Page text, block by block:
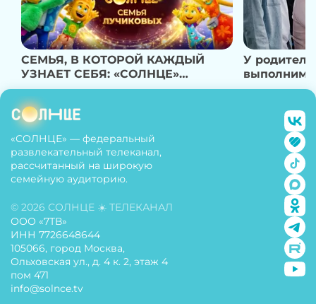
СЕМЬЯ, В КОТОРОЙ КАЖДЫЙ
УЗНАЕТ СЕБЯ: «СОЛНЦЕ»
ВЫБРАЛ НОВЫХ СИМВОЛОВ
КАНАЛА
У
«СОЛНЦЕ» — федеральный
развлекательный телеканал,
рассчитанный на широкую
семейную аудиторию.
© 2026 СОЛНЦЕ ☀️ ТЕЛЕКАНАЛ
ООО «7ТВ»
ИНН 7726648644
105066, город Москва,
Ольховская ул., д. 4 к. 2, этаж 4
пом 471
info@solnce.tv